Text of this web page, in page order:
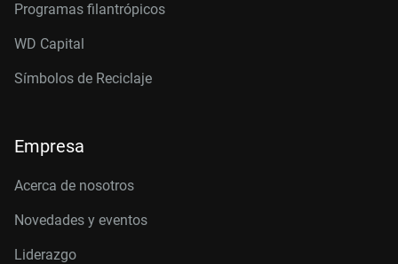
Programas filantrópicos
WD Capital
Símbolos de Reciclaje
Empresa
Acerca de nosotros
Novedades y eventos
Liderazgo